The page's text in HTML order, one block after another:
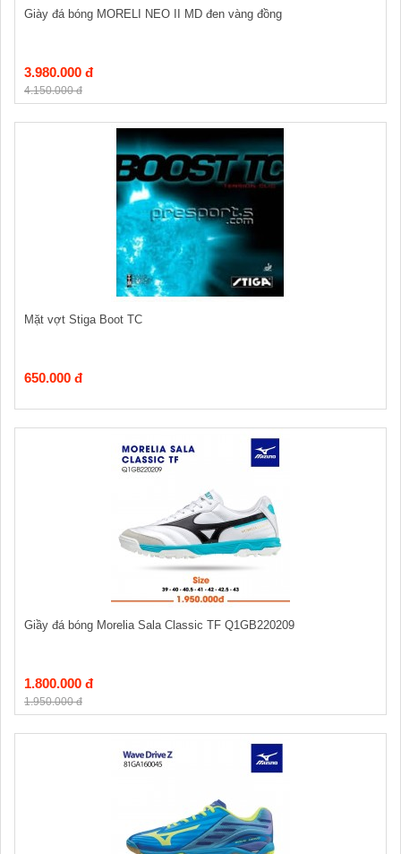
Giày đá bóng MORELI NEO II MD đen vàng đồng
3.980.000 đ
4.150.000 đ
Mặt vợt Stiga Boot TC
650.000 đ
Giầy đá bóng Morelia Sala Classic TF Q1GB220209
1.800.000 đ
1.950.000 đ